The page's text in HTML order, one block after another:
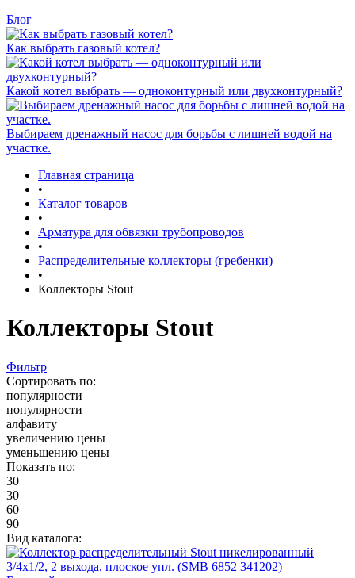
Блог
Как выбрать газовый котел?
Какой котел выбрать — одноконтурный или двухконтурный?
Выбираем дренажный насос для борьбы с лишней водой на
участке.
Главная страница
•
Каталог товаров
•
Арматура для обвязки трубопроводов
•
Распределительные коллекторы (гребенки)
•
Коллекторы Stout
Коллекторы Stout
Фильтр
Сортировать по:
популярности
популярности
алфавиту
увеличению цены
уменьшению цены
Показать по:
30
30
60
90
Вид каталога: